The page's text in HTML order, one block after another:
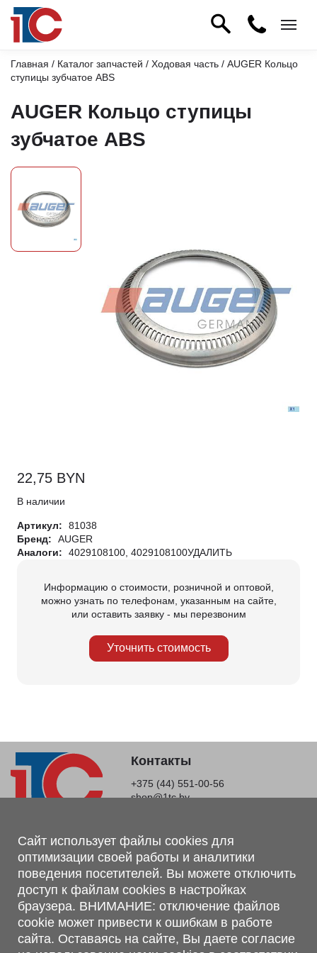
Главная / Каталог запчастей / Ходовая часть / AUGER Кольцо
ступицы зубчатое ABS
AUGER Кольцо ступицы
зубчатое ABS
22,75 BYN
В наличии
Артикул:
81038
Бренд:
AUGER
Аналоги:
4029108100, 4029108100УДАЛИТЬ
Информацию о стоимости, розничной и оптовой,
можно узнать по телефонам, указанным на сайте,
или оставить заявку - мы перезвоним
Уточнить стоимость
Контакты
+375 (44) 551-00-56
shop@1tc.by
Магазин, склад
г. Минск, Минский р-н, п. Привольный, ул. Мира, 20А,
223062
г. Брест, ул. Лейтенанта Рябцева, 108 В, 224701
Обращаем Ваше внимание, что вся предоставленная на сайте
информация, касающаяся комплектаций, технических
характеристик, цветовых сочетаний, а также стоимости и
Сайт использует файлы cookies для
оптимизации своей работы и аналитики
поведения посетителей. Вы можете отключить
доступ к файлам cookies в настройках
браузера. ВНИМАНИЕ: отключение файлов
cookie может привести к ошибкам в работе
сайта. Оставаясь на сайте, Вы даете согласие